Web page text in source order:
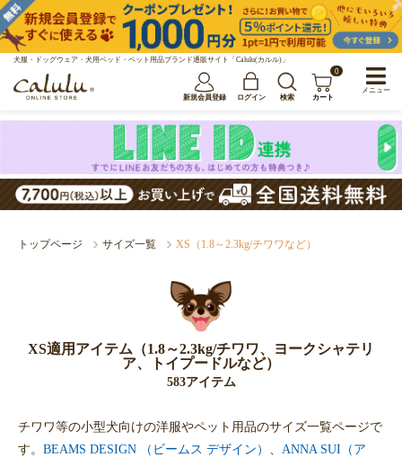
犬服・ドッグウェア・犬用ベッド・ペット用品ブランド通販サイト「Calulu(カルル)」
新規会員登録 ログイン 検索
0
カート
トップページ サイズ一覧 XS（1.8～2.3kg/チワワなど）
XS適用アイテム（1.8～2.3kg/チワワ、ヨークシャテリ
ア、トイプードルなど）
583アイテム
チワワ等の小型犬向けの洋服やペット用品のサイズ一覧ページで
す。 BEAMS DESIGN （ビームス デザイン）
ANNA SUI（ア
メニュー